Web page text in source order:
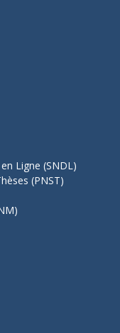
Ligne (SNDL)
(PNST)